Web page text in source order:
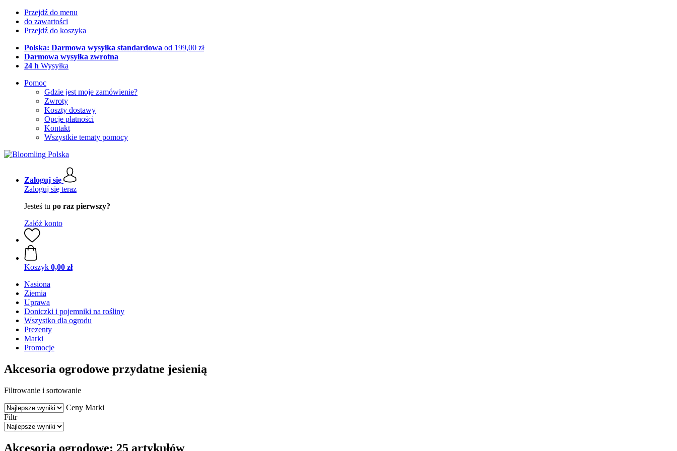
Przejdź do menu
do zawartości
Przejdź do koszyka
Polska: Darmowa wysyłka standardowa od 199,00 zł
Darmowa wysyłka zwrotna
24 h Wysyłka
Pomoc
Gdzie jest moje zamówienie?
Zwroty
Koszty dostawy
Opcje płatności
Kontakt
Wszystkie tematy pomocy
Zaloguj się
Zaloguj się teraz
Jesteś tu po raz pierwszy?
Załóż konto
Koszyk 0,00 zł
Nasiona
Ziemia
Uprawa
Doniczki i pojemniki na rośliny
Wszystko dla ogrodu
Prezenty
Marki
Promocje
Akcesoria ogrodowe przydatne jesienią
Filtrowanie i sortowanie
Ceny Marki
Filtr
Akcesoria ogrodowe: 25 artykułów